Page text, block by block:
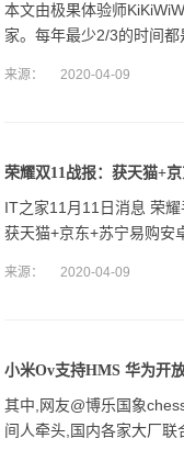
本文由极果体验师
家。每年最少2/3的时间
惜程度
来源： 2020-04-09
荣耀双11战报：获天猫+
IT之家11月11日消息 荣
获天猫+京东+苏宁易购安
主
来源： 2020-04-09
小米Ov支持HMS 华为开
其中,网友@博乐国象
间人牵头,国内各家大厂